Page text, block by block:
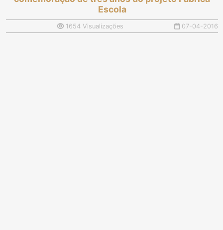
Escola
1654 Visualizações 07-04-2016